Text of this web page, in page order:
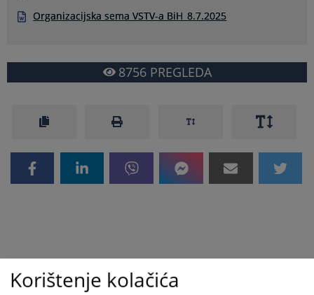
Organizacijska sema VSTV-a BiH_8.7.2025
8756PREGLEDA
Korištenje kolačića